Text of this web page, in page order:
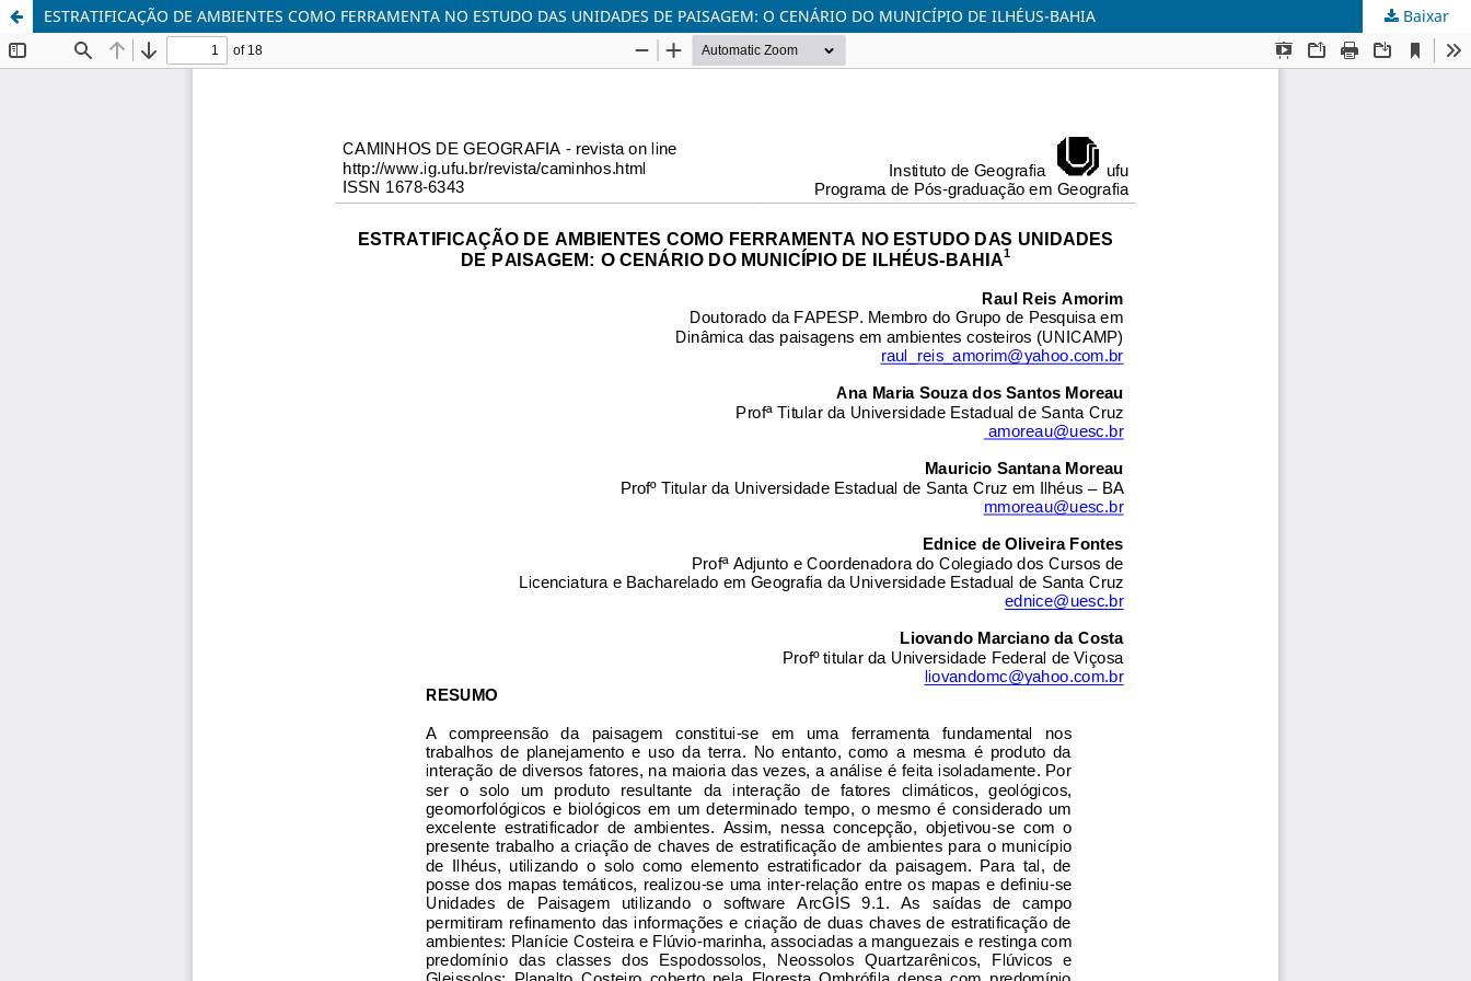
ESTRATIFICAÇÃO DE AMBIENTES COMO FERRAMENTA NO ESTUDO DAS UNIDADES DE PAISAGEM: O CENÁRIO DO MUNICÍPIO DE ILHÉUS-BAHIA Baixar